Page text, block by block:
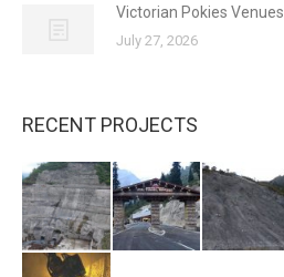
Victorian Pokies Venues
July 27, 2026
RECENT PROJECTS